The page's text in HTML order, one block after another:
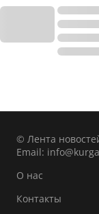
© Лента
Email:
О нас
Контакты